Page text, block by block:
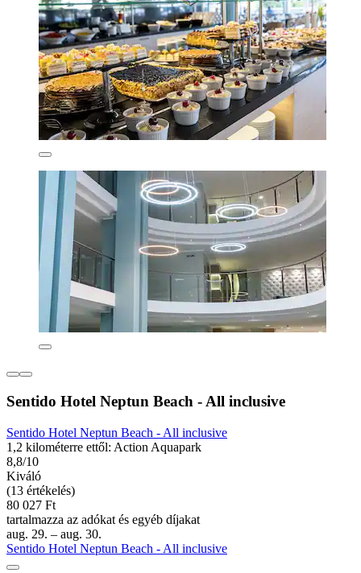
Sentido Hotel Neptun Beach - All inclusive
Sentido Hotel Neptun Beach - All inclusive
1,2 kilométerre ettől: Action Aquapark
8,8/10
Kiváló
(13 értékelés)
80 027 Ft
tartalmazza az adókat és egyéb díjakat
aug. 29. – aug. 30.
Sentido Hotel Neptun Beach - All inclusive